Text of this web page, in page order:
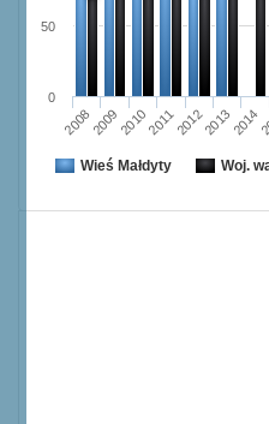
2008200920102011201220132014
0
50
Wieś Małdyty Woj.